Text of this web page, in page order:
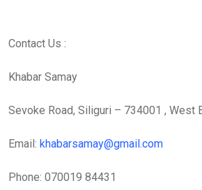
Contact Us :
Khabar Samay
Sevoke Road, Siliguri – 734001 , West
Email: khabarsamay@gmail.com
Phone: 070019 84431